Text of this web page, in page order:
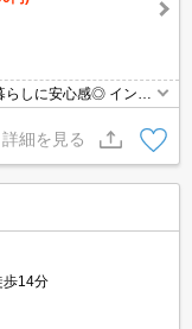
らしに安心感◎ インタ
要でご利用いただけま
もオススメですよ！
詳細を見る
歩14分